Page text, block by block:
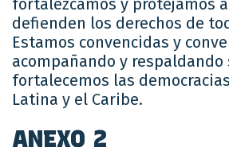
defienden los derechos de
Estamos convencidas y
acompañando y respaldando
fortalecemos las
Latina y el Caribe.
ANEXO 2